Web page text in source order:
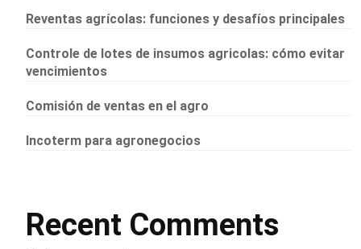
Reventas agrícolas: funciones y desafíos principales
Controle de lotes de insumos agricolas: cómo evitar
vencimientos
Comisión de ventas en el agro
Incoterm para agronegocios
Recent Comments